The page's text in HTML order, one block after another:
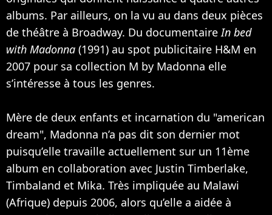
albums. Par ailleurs, on la vu au dans deux pièces
de théâtre à Broadway. Du documentaire In bed
with Madonna (1991) au spot publicitaire H&M en
2007 pour sa collection M by Madonna elle
s’intéresse à tous les genres.
Mère de deux enfants et incarnation du "american
dream", Madonna n’a pas dit son dernier mot
puisqu’elle travaille actuellement sur un 11ème
album en collaboration avec Justin Timberlake,
Timbaland et Mika. Très impliquée au Malawi
(Afrique) depuis 2006, alors qu’elle a aidée à